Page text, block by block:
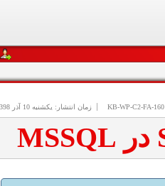
KB-WP-C2-FA-160 زمان انتشار: یکشنبه 10 آذر 1398